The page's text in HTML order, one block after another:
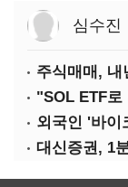
심수진
주식매매, 내
"SOL ETF로
외국인 '바이